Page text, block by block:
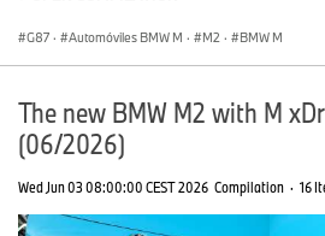
G87 · Automóviles BMW M · M2 · BMW M
The new BMW M2 with M
(06/2026)
Wed Jun 03 08:00:00 CEST 2026 Compilation · 16